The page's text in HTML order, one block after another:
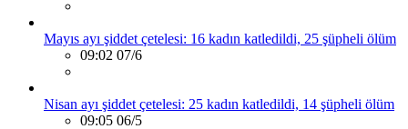
Mayıs ayı şiddet çetelesi: 16 kadın katledildi, 25 şüpheli ölüm
09:02 07/6
Nisan ayı şiddet çetelesi: 25 kadın katledildi, 14 şüpheli ölüm
09:05 06/5